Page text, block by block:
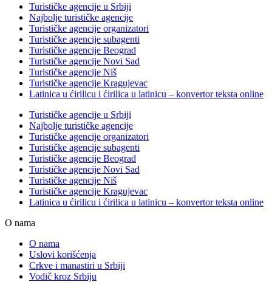
Turističke agencije u Srbiji
Najbolje turističke agencije
Turističke agencije organizatori
Turističke agencije subagenti
Turističke agencije Beograd
Turističke agencije Novi Sad
Turističke agencije Niš
Turističke agencije Kragujevac
Latinica u ćirilicu i ćirilica u latinicu – konvertor teksta online
Turističke agencije u Srbiji
Najbolje turističke agencije
Turističke agencije organizatori
Turističke agencije subagenti
Turističke agencije Beograd
Turističke agencije Novi Sad
Turističke agencije Niš
Turističke agencije Kragujevac
Latinica u ćirilicu i ćirilica u latinicu – konvertor teksta online
O nama
O nama
Uslovi korišćenja
Crkve i manastiri u Srbiji
Vodič kroz Srbiju